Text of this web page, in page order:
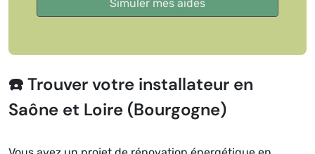
☎️ Trouver votre installateur en
Saône et Loire (Bourgogne)